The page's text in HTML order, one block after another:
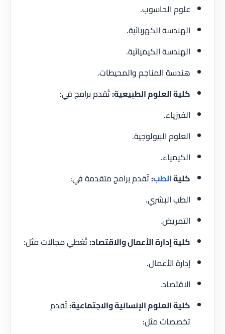
علوم الحاسوب.
الهندسة الكهربائية.
الهندسة الكيميائية.
هندسة المناجم والمحيطات.
كلية العلوم الطبيعية:تُقدم برامج في:
الفيزياء.
العلوم البيولوجية.
الكيمياء.
كليةالطب:تُقدم برامج متقدمة في:
الطب البشري.
التمريض.
كلية إدارة الأعمال والاقتصاد:تُغطي مجالات مثل:
إدارة الأعمال.
الاقتصاد.
كلية العلوم الإنسانية والاجتماعية:تُقدم
تخصصات مثل: